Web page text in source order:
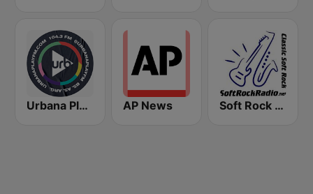
Urbana Play 104.3 FM AP News Soft Rock Radio